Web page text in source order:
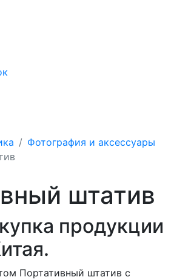
Фотография и аксессуары
штатив
продукции
Портативный штатив с